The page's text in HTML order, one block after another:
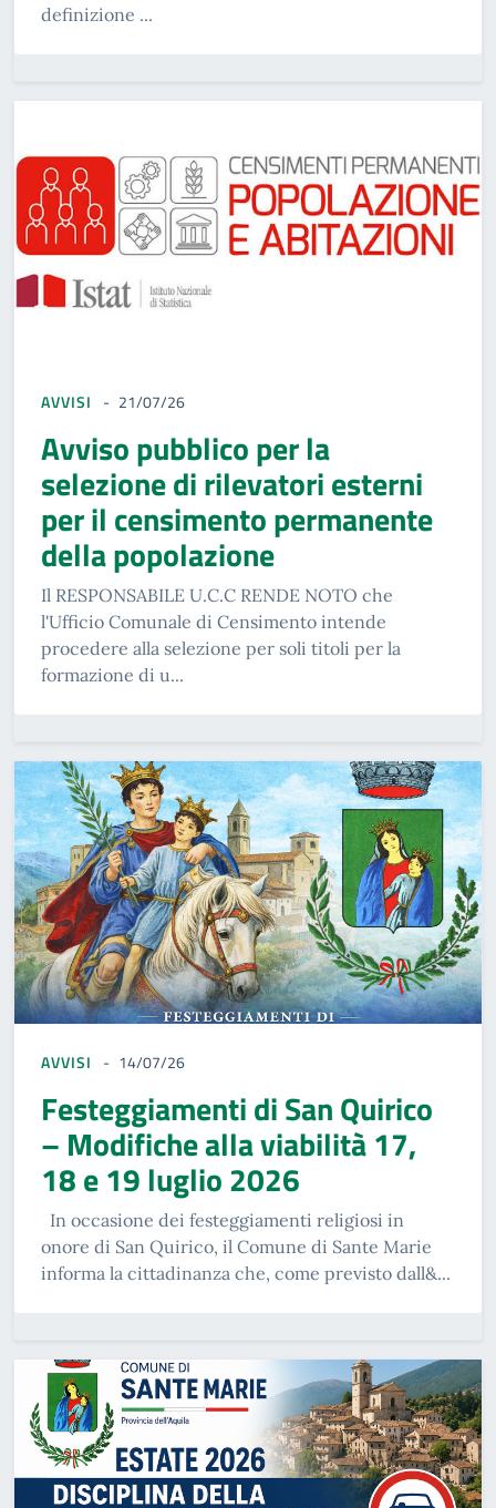
definizione ...
AVVISI 21/07/26
Avviso pubblico per la
selezione di rilevatori esterni
per il censimento permanente
della popolazione
Il RESPONSABILE U.C.C RENDE NOTO che
l'Ufficio Comunale di Censimento intende
procedere alla selezione per soli titoli per la
formazione di u...
AVVISI 14/07/26
Festeggiamenti di San Quirico
– Modifiche alla viabilità 17,
18 e 19 luglio 2026
In occasione dei festeggiamenti religiosi in
onore di San Quirico, il Comune di Sante Marie
informa la cittadinanza che, come previsto dall&...